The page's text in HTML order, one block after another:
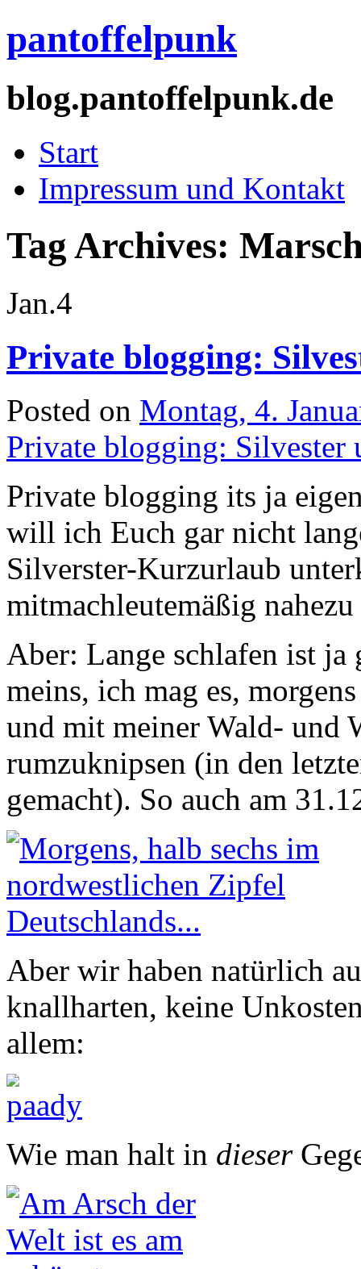
pantoffelpunk
blog.pantoffelpunk.de
Start
Impressum und Kontakt
Tag Archives:
Jan.4
Private blogging:
Posted on Montag, 4.
Private blogging: Silvester
Private blogging its ja
will ich Euch gar nicht
Silverster-Kurzurlaub
mitmachleutemäßig
Aber: Lange schlafen ist ja
meins, ich mag es,
und mit meiner Wald- und
rumzuknipsen (in den
gemacht). So auch am
Aber wir haben natürlich
knallharten, keine
allem:
Wie man halt in dieser